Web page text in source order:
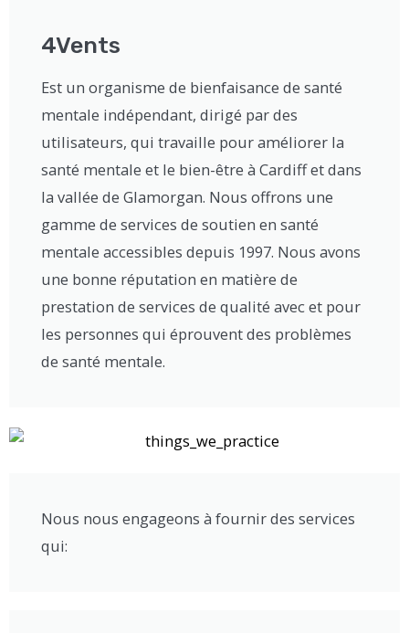
4Vents
Est un organisme de bienfaisance de santé
mentale indépendant, dirigé par des
utilisateurs, qui travaille pour améliorer la
santé mentale et le bien-être à Cardiff et dans
la vallée de Glamorgan. Nous offrons une
gamme de services de soutien en santé
mentale accessibles depuis 1997. Nous avons
une bonne réputation en matière de
prestation de services de qualité avec et pour
les personnes qui éprouvent des problèmes
de santé mentale.
Nous nous engageons à fournir des services
qui: